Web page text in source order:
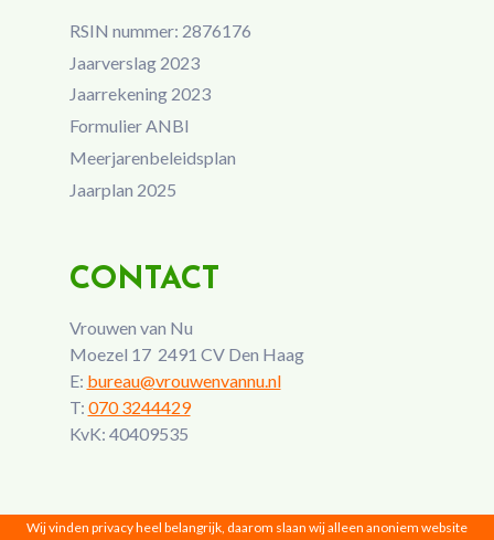
RSIN nummer: 2876176
Jaarverslag 2023
Jaarrekening 2023
Formulier ANBI
Meerjarenbeleidsplan
Jaarplan 2025
CONTACT
Vrouwen van Nu
Moezel 17 2491 CV Den Haag
E: bureau@vrouwenvannu.nl
T: 070 3244429
KvK: 40409535
Wij vinden privacy heel belangrijk, daarom slaan wij alleen anoniem website